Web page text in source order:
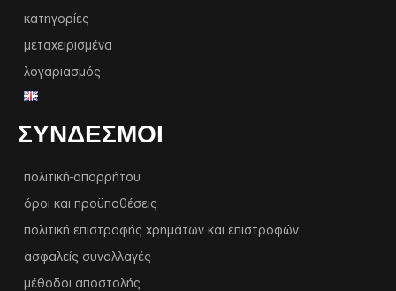
κατηγορίες
μεταχειρισμένα
λογαριασμός
ΣΥΝΔΕΣΜΟΙ
πολιτική-απορρήτου
όροι και προϋποθέσεις
πολιτική επιστροφής χρημάτων και επιστροφών
ασφαλείς συναλλαγές
μέθοδοι αποστολής